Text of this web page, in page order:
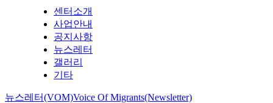
센터소개
사업안내
공지사항
뉴스레터
갤러리
기타
뉴스레터(VOM)Voice Of Migrants(Newsletter)